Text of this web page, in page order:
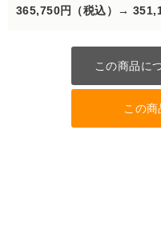
365,750円（税込）→
この商品に
この